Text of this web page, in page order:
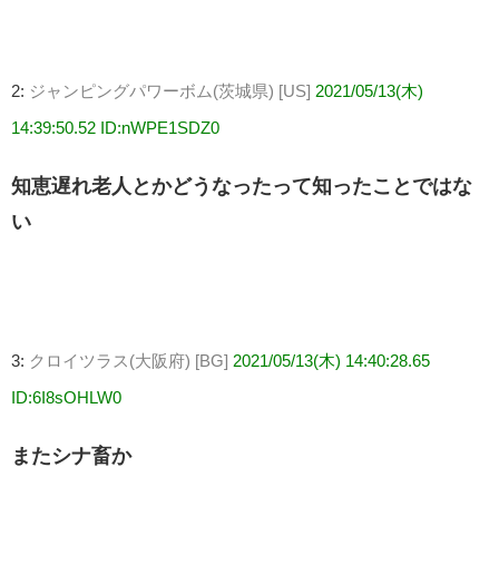
2: ジャンピングパワーボム(茨城県) [US] 2021/05/13(木)
14:39:50.52 ID:nWPE1SDZ0
知恵遅れ老人とかどうなったって知ったことではな
い
3: クロイツラス(大阪府) [BG] 2021/05/13(木) 14:40:28.65
ID:6I8sOHLW0
またシナ畜か